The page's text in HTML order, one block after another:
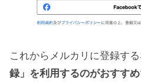
これからメルカリに登録する
録」を利用するのがおすすめ